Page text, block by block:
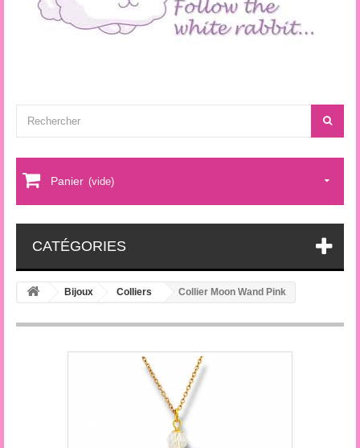
Panier (vide)
CATÉGORIES
Bijoux Colliers Collier Moon Wand Pink